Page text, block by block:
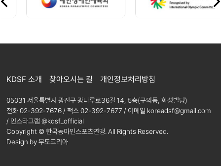
KDSF 소개 찾아오시는 길 개인정보처리방침
05031 서울특별시 광진구 광나루로36길 14, 5층(구의동, 화성빌딩)
전화 02-392-7676 / 팩스 02-392-7677 / 이메일 koreadsf@gmail.com
/ 인스타그램 @kdsf_official
Copyright © 한국농아인스포츠연맹. All Rights Reserved.
Design by 무도코리아